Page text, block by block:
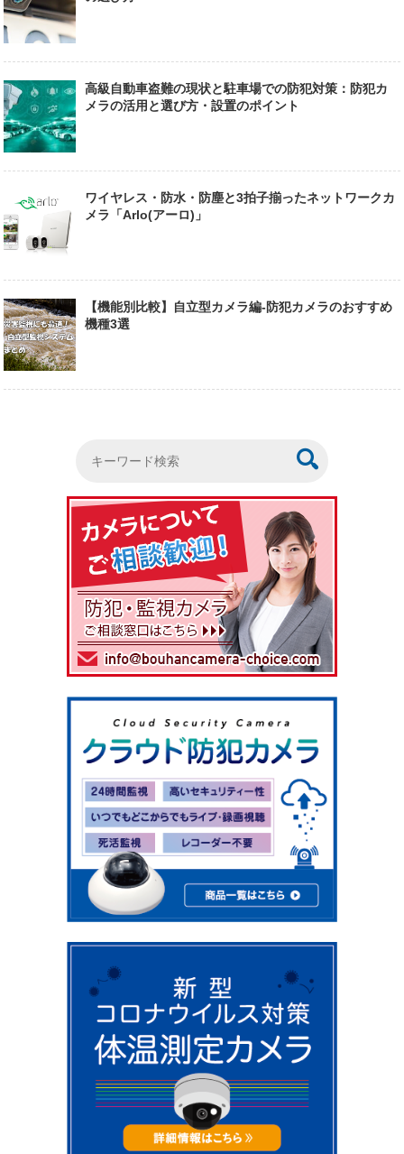
高級自動車盗難の現状と駐車場での防犯対策：防犯カ
メラの活用と選び方・設置のポイント
ワイヤレス・防水・防塵と3拍子揃ったネットワークカ
メラ「Arlo(アーロ)」
【機能別比較】自立型カメラ編-防犯カメラのおすすめ
機種3選